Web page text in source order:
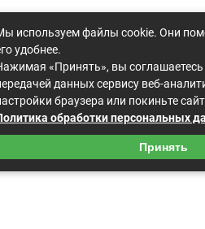
используем файлы cookie. Они
удобнее.
«Принять», вы соглашаетесь
данных сервису веб-
браузера или покиньте
обработки персональных
Принять